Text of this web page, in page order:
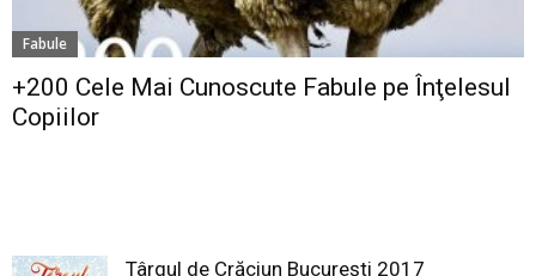
Fabule
+200 Cele Mai Cunoscute Fabule pe Înţelesul
Copiilor
Târgul de Crăciun București 2017